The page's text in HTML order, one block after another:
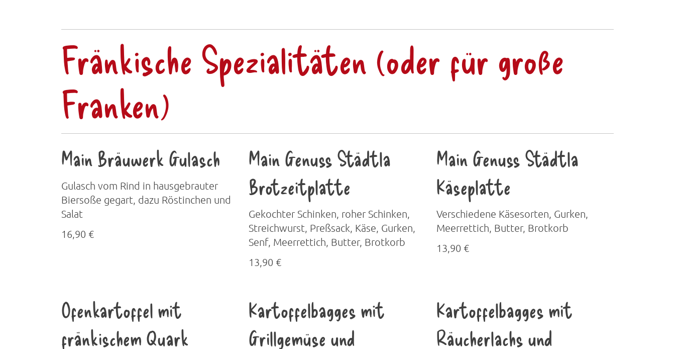
Fränkische Spezialitäten (oder für große
Franken)
Main Bräuwerk Gulasch
Gulasch vom Rind in hausgebrauter
Biersoße gegart, dazu Röstinchen und
Salat
16,90 €
Main Genuss Städtla
Brotzeitplatte
Gekochter Schinken, roher Schinken,
Streichwurst, Preßsack, Käse, Gurken,
Senf, Meerrettich, Butter, Brotkorb
13,90 €
Main Genuss Städtla
Käseplatte
Verschiedene Käsesorten, Gurken,
Meerrettich, Butter, Brotkorb
13,90 €
Ofenkartoffel mit
fränkischem Quark
Kartoffelbagges mit
Grillgemüse und
Kartoffelbagges mit
Räucherlachs und